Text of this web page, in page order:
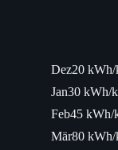
Dez20
Jan30 kWh/
Feb45 kWh/
Mär80